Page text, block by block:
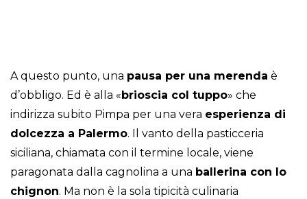
A questo punto, una pausa per una merenda è
d’obbligo. Ed è alla « brioscia col tuppo» che
indirizza subito Pimpa per una vera esperienza di
dolcezza a Palermo. Il vanto della pasticceria
siciliana, chiamata con il termine locale, viene
paragonata dalla cagnolina a una ballerina con lo
chignon. Ma non è la sola tipicità culinaria